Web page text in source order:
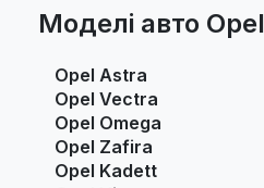
Моделі авто Opel
Opel Astra
Opel Vectra
Opel Omega
Opel Zafira
Opel Kadett